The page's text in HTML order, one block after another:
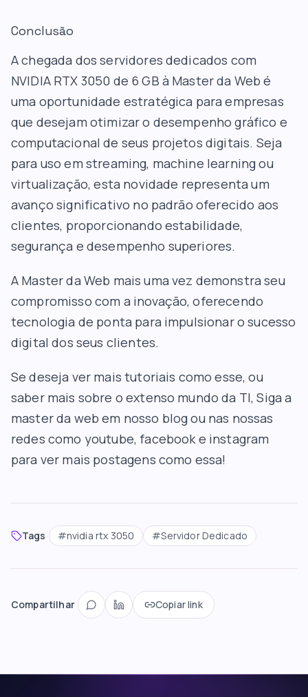
Conclusão
A chegada dos servidores dedicados com
NVIDIA RTX 3050 de 6 GB à Master da Web é
uma oportunidade estratégica para empresas
que desejam otimizar o desempenho gráfico e
computacional de seus projetos digitais. Seja
para uso em streaming, machine learning ou
virtualização, esta novidade representa um
avanço significativo no padrão oferecido aos
clientes, proporcionando estabilidade,
segurança e desempenho superiores.
A Master da Web mais uma vez demonstra seu
compromisso com a inovação, oferecendo
tecnologia de ponta para impulsionar o sucesso
digital dos seus clientes.
Se deseja ver mais tutoriais como esse, ou
saber mais sobre o extenso mundo da TI, Siga a
master da web em nosso blog ou nas nossas
redes como youtube, facebook e instagram
para ver mais postagens como essa!
Tags #nvidia rtx 3050 #Servidor Dedicado
Compartilhar Copiar link